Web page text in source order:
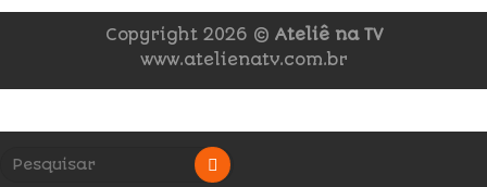
Copyright 2026 © Ateliê na TV
www.atelienatv.com.br